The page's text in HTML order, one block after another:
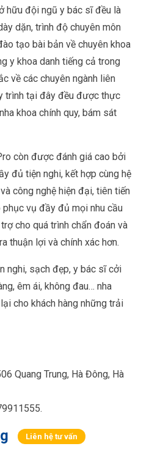
hữu đội ngũ y bác sĩ đều là
dặn, trình độ chuyên môn
tạo bài bản về chuyên khoa
y khoa danh tiếng cả trong
về các chuyên ngành liên
trình tại đây đều được thực
khoa chính quy, bám sát
còn được đánh giá cao bởi
đủ tiện nghi, kết hợp cùng hệ
công nghệ hiện đại, tiên tiến
phục vụ đầy đủ mọi nhu cầu
cho quá trình chẩn đoán và
thuận lợi và chính xác hơn.
nghi, sạch đẹp, y bác sĩ cởi
êm ái, không đau… nha
cho khách hàng những trải
Quang Trung, Hà Đông, Hà
Liên hệ tư vấn